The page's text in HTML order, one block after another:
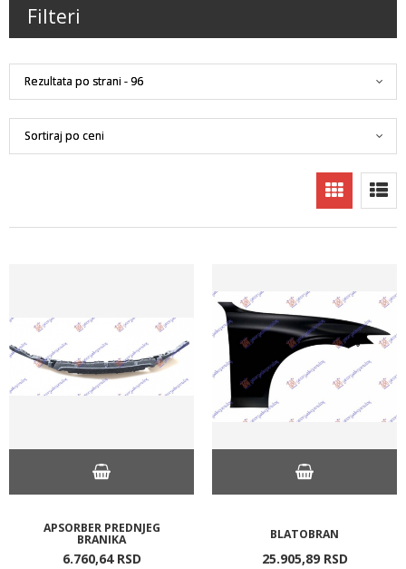
Filteri
APSORBER PREDNJEG
BRANIKA
6.760,64 RSD
BLATOBRAN
25.905,89 RSD